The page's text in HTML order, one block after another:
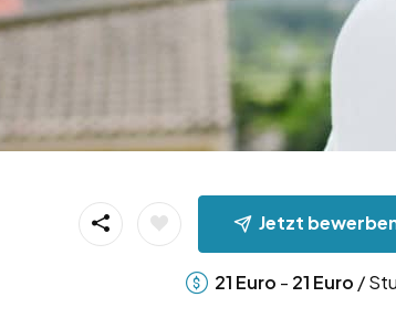
Jetzt
21 Euro - 21 Euro /